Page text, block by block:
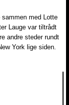
med Lotte
Lauge var tiltrådt
andre steder rundt
York lige siden.